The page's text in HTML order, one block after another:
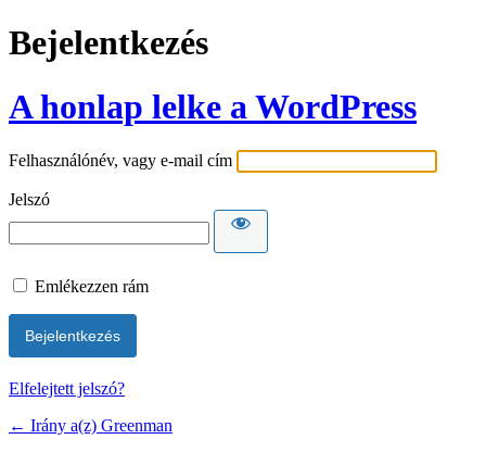
Bejelentkezés
A honlap lelke a WordPress
Felhasználónév, vagy e-mail cím
Jelszó
Emlékezzen rám
Elfelejtett jelszó?
← Irány a(z) Greenman